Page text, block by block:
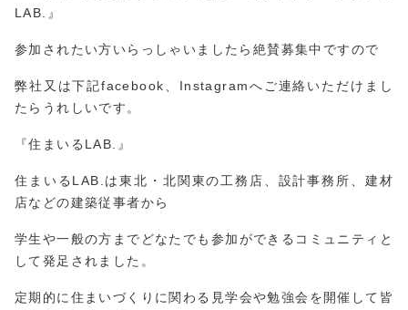
LAB.』
参加されたい方いらっしゃいましたら絶賛募集中ですので
弊社又は下記facebook、Instagramへご連絡いただけまし
たらうれしいです。
『住まいるLAB.』
住まいるLAB.は東北・北関東の工務店、設計事務所、建材
店などの建築従事者から
学生や一般の方までどなたでも参加ができるコミュニティと
して発足されました。
定期的に住まいづくりに関わる見学会や勉強会を開催して皆